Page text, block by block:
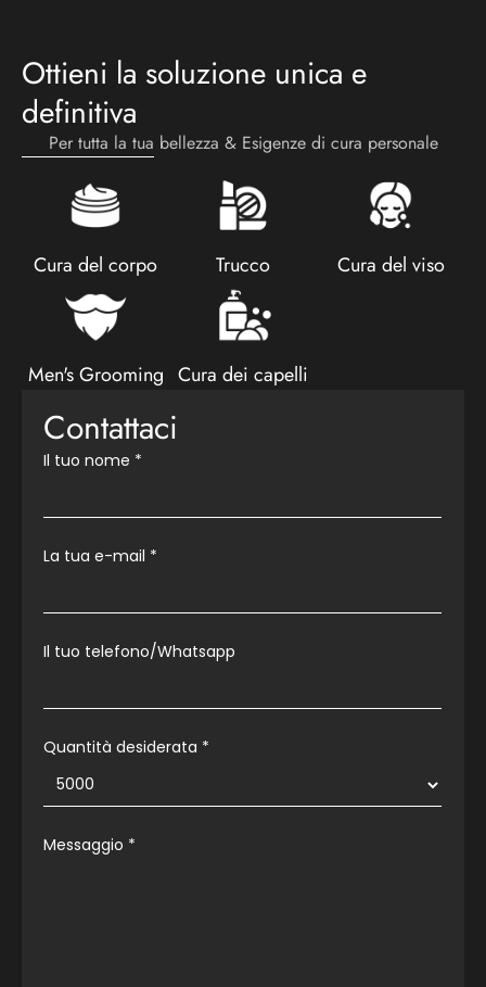
Ottieni la soluzione unica e
definitiva
Per tutta la tua bellezza & Esigenze di cura personale
Cura del corpo Trucco Cura del viso
Men's Grooming Cura dei capelli
Contattaci
Il tuo nome *
La tua e-mail *
Il tuo telefono/Whatsapp
Quantità desiderata *
Messaggio *